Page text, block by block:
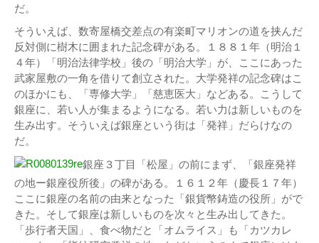
だ。
そういえば、数寄屋橋交差点の有楽町マリオンの道を挟んだ
反対側に樹木に囲まれた記念碑がある。１８８１年（明治１
４年）「明治法律学校」後の「明治大学」が、ここにあった
武家屋敷の一角を借りて創立された。大学発祥の記念碑はこ
のほかにも、「専修大学」「慈恵医大」などある。こうして
銀座に、若い人が集まるようになる。若い力は新しいものを
生み出す。そういえば銀座という街は「発祥」だらけなの
だ。
銀座３丁目「松屋」の前にまず、「銀座発祥
の地ー銀座役所後」の碑がある。１６１２年（慶長１７年）
ここに銀座の名前の由来となった「銀貨幣鋳造の役所」がで
きた。そして銀座は新しいものを次々と生み出してきた。
「歩行者天国」、食べ物だと「オムライス」も「カツカレ